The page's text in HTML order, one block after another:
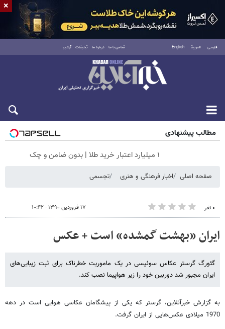
فارسی العربية English تماس با ما درباره ما تبلیغات آرشیو
جمعه ۱۶ مرداد ۱۴۰۵
مطالب پیشنهادی
۱ میلیارد اعتبار خرید طلا | بدون ضامن و چک
صفحه اصلی اخبار فرهنگی و هنری تجسمی
۰ نفر ۱۷ فروردین ۱۳۹۰ - ۱۰:۴۲
ایران «بهشت گمشده» است + عکس
گئورگ گرستر عکاس سوئیسی در یک ماموریت خطرناک برای ثبت زیبایی‌های
ایران مجبور شد دوربین خود را زیر هواپیما نصب کند.
به گزارش خبرآنلاین، گرستر که یکی از پیشگامان عکاسی هوایی است در دهه
1970 میلادی عکس‌هایی از ایران گرفت.
×